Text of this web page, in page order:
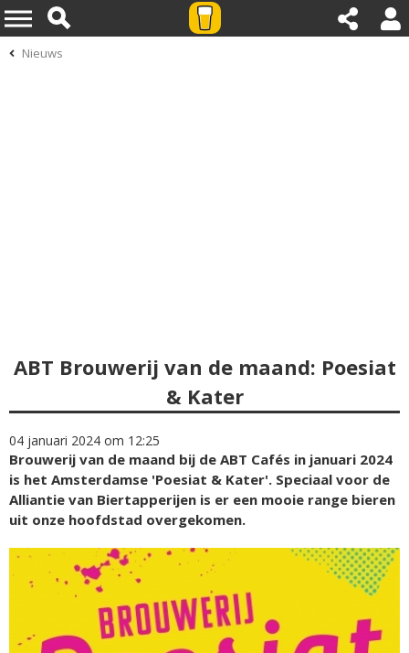
Nieuws
ABT Brouwerij van de maand: Poesiat
& Kater
04 januari 2024 om 12:25
Brouwerij van de maand bij de ABT Cafés in januari 2024
is het Amsterdamse 'Poesiat & Kater'. Speciaal voor de
Alliantie van Biertapperijen is er een mooie range bieren
uit onze hoofdstad overgekomen.